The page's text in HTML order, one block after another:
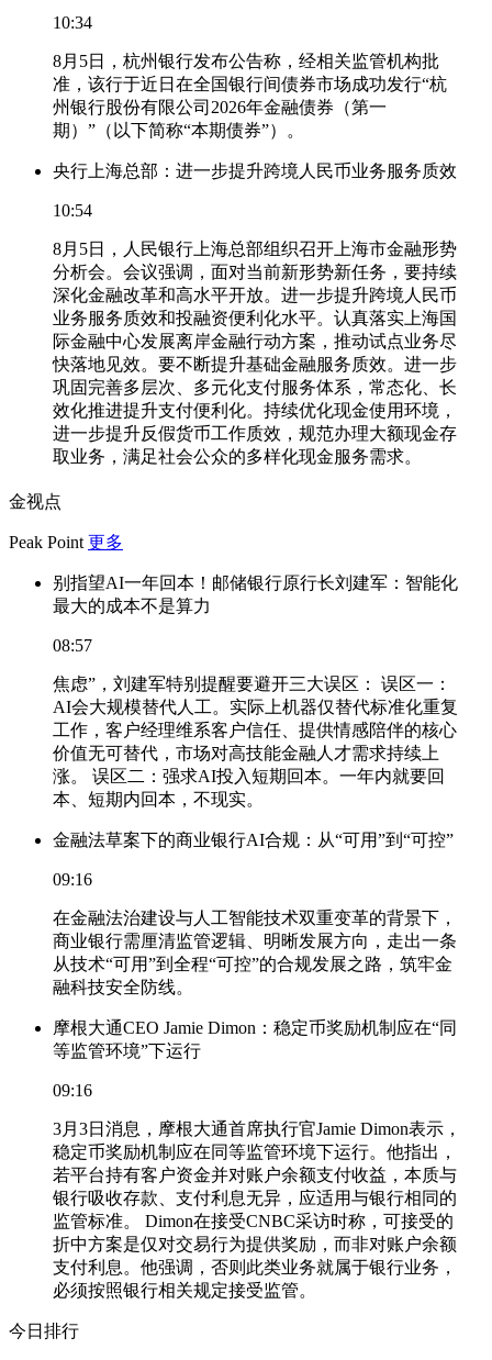
10:34
8月5日，杭州银行发布公告称，经相关监管机构批
准，该行于近日在全国银行间债券市场成功发行“杭
州银行股份有限公司2026年金融债券（第一
期）”（以下简称“本期债券”）。
央行上海总部：进一步提升跨境人民币业务服务质效
10:54
8月5日，人民银行上海总部组织召开上海市金融形势
分析会。会议强调，面对当前新形势新任务，要持续
深化金融改革和高水平开放。进一步提升跨境人民币
业务服务质效和投融资便利化水平。认真落实上海国
际金融中心发展离岸金融行动方案，推动试点业务尽
快落地见效。要不断提升基础金融服务质效。进一步
巩固完善多层次、多元化支付服务体系，常态化、长
效化推进提升支付便利化。持续优化现金使用环境，
进一步提升反假货币工作质效，规范办理大额现金存
取业务，满足社会公众的多样化现金服务需求。
金视点
Peak Point 更多
别指望AI一年回本！邮储银行原行长刘建军：智能化
最大的成本不是算力
08:57
焦虑”，刘建军特别提醒要避开三大误区： 误区一：
AI会大规模替代人工。实际上机器仅替代标准化重复
工作，客户经理维系客户信任、提供情感陪伴的核心
价值无可替代，市场对高技能金融人才需求持续上
涨。 误区二：强求AI投入短期回本。一年内就要回
本、短期内回本，不现实。
金融法草案下的商业银行AI合规：从“可用”到“可控”
09:16
在金融法治建设与人工智能技术双重变革的背景下，
商业银行需厘清监管逻辑、明晰发展方向，走出一条
从技术“可用”到全程“可控”的合规发展之路，筑牢金
融科技安全防线。
摩根大通CEO Jamie Dimon：稳定币奖励机制应在“同
等监管环境”下运行
09:16
3月3日消息，摩根大通首席执行官Jamie Dimon表示，
稳定币奖励机制应在同等监管环境下运行。他指出，
若平台持有客户资金并对账户余额支付收益，本质与
银行吸收存款、支付利息无异，应适用与银行相同的
监管标准。 Dimon在接受CNBC采访时称，可接受的
折中方案是仅对交易行为提供奖励，而非对账户余额
支付利息。他强调，否则此类业务就属于银行业务，
必须按照银行相关规定接受监管。
今日排行